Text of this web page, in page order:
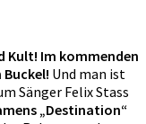
Kult! Im kommenden
Und man ist
Sänger Felix Stass
„Destination“